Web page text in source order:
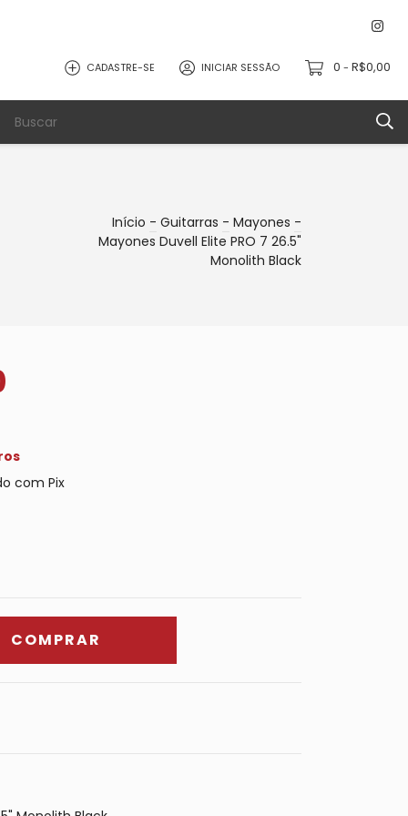
CADASTRE-SE INICIAR SESSÃO 0 - R$0,00
Início - Guitarras - Mayones -
Mayones Duvell Elite PRO 7 26.5"
Monolith Black
com Pix